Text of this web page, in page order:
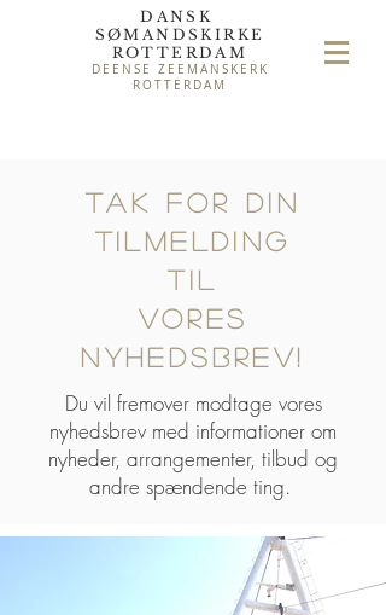
DANSK
SØMAND SKIRKE
ROTTERDAM
DEENSE ZEEMANSKERK
ROTTERDAM
TAK FOR DIN
TILMELDING
tIL
VORES
NYHEDSBREV!
Du vil fremover modtage vores
nyhedsbrev med informationer om
nyheder, arrangementer, tilbud og
andre spændende ting.